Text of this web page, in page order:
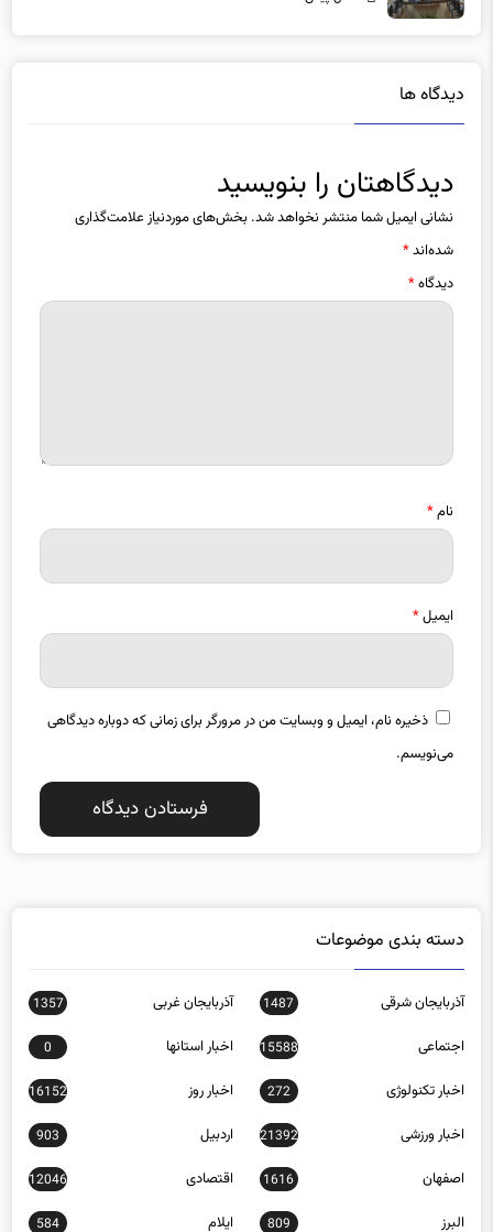
دیدگاه ها
دیدگاهتان را بنویسید
نشانی ایمیل شما منتشر نخواهد شد. بخش‌های موردنیاز علامت‌گذاری
شده‌اند*
دیدگاه*
نام*
ایمیل*
ذخیره نام، ایمیل و وبسایت من در مرورگر برای زمانی که دوباره دیدگاهی
می‌نویسم.
دسته بندی موضوعات
آذربایجان شرقی 1487 آذربایجان غربی 1357
اجتماعی 15588 اخبار استانها 0
اخبار تکنولوژی 272 اخبار روز 16152
اخبار ورزشی 21392 اردبیل 903
اصفهان 1616 اقتصادی 12046
البرز 809 ایلام 584